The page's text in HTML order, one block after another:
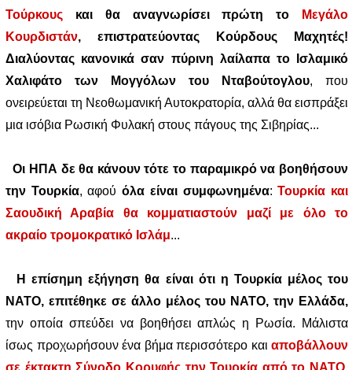
Τούρκους και θα αναγνωρίσει πρώτη το
Μεγάλο
Κουρδιστάν, επιστρατεύοντας Κούρδους Μαχητές!
Διαλύοντας κανονικά σαν πύρινη λαίλαπα το Ισλαμικό
Χαλιφάτο των Μογγόλων του Νταβούτογλου, που
ονειρεύεται τη Νεοθωμανική Αυτοκρατορία, αλλά θα εισπράξει
μια ισόβια Ρωσική Φυλακή στους πάγους της Σιβηρίας...
Οι ΗΠΑ δε θα κάνουν τότε το παραμικρό να βοηθήσουν
την Τουρκία, αφούόλα είναι συμφωνημένα:Τουρκία και
Σαουδική Αραβία θα κομματιαστούν μαζί με όλο το
ακραίο τρομοκρατικό Ισλάμ...
Η επίσημη εξήγηση θα είναι ότι η Τουρκία μέλος του
ΝΑΤΟ, επιτέθηκε σε άλλο μέλος του ΝΑΤΟ, την Ελλάδα,
την οποία σπεύδει να βοηθήσει απλώς η Ρωσία. Μάλιστα
ίσως προχωρήσουν ένα βήμα περισσότερο και αποβάλλουν
σε έκτακτη Σύνοδο Κορυφής την Τουρκία από το ΝΑΤΟ,